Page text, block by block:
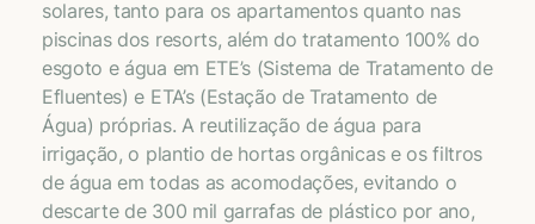
solares, tanto para os apartamentos quanto nas
piscinas dos resorts, além do tratamento 100% do
esgoto e água em ETE’s (Sistema de Tratamento de
Efluentes) e ETA’s (Estação de Tratamento de
Água) próprias. A reutilização de água para
irrigação, o plantio de hortas orgânicas e os filtros
de água em todas as acomodações, evitando o
descarte de 300 mil garrafas de plástico por ano,